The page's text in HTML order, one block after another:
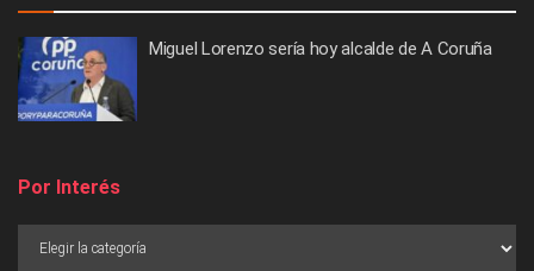
Miguel Lorenzo sería hoy alcalde de A Coruña
Por Interés